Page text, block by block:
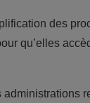
des
qu’elles
administrations